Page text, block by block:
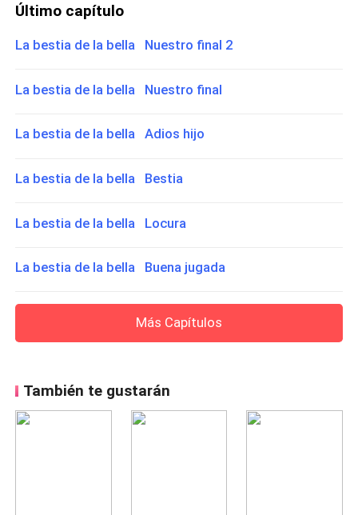
Último capítulo
La bestia de la bella Nuestro final 2
La bestia de la bella Nuestro final
La bestia de la bella Adios hijo
La bestia de la bella Bestia
La bestia de la bella Locura
La bestia de la bella Buena jugada
Más Capítulos
También te gustarán